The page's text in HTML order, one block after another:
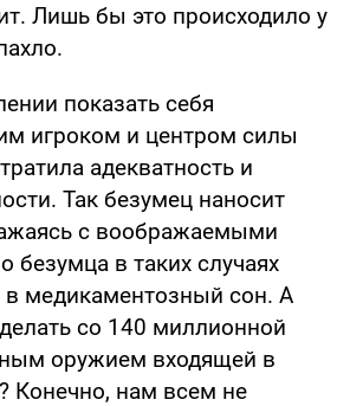
Лишь бы это происходило у
показать себя
игроком и центром силы
адекватность и
Так безумец наносит
с воображаемыми
безумца в таких случаях
в медикаментозный сон. А
со 140 миллионной
оружием входящей в
Конечно, нам всем не